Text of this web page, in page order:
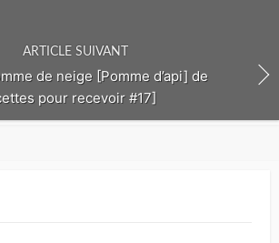
t
ARTICLE SUIVANT
de neige [Pomme d’api] de
pour recevoir #17]